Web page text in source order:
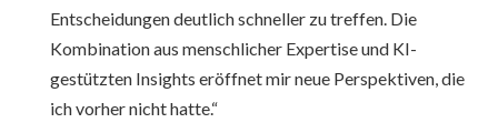
Entscheidungen deutlich schneller zu treffen. Die
Kombination aus menschlicher Expertise und KI-
gestützten Insights eröffnet mir neue Perspektiven, die
ich vorher nicht hatte.“